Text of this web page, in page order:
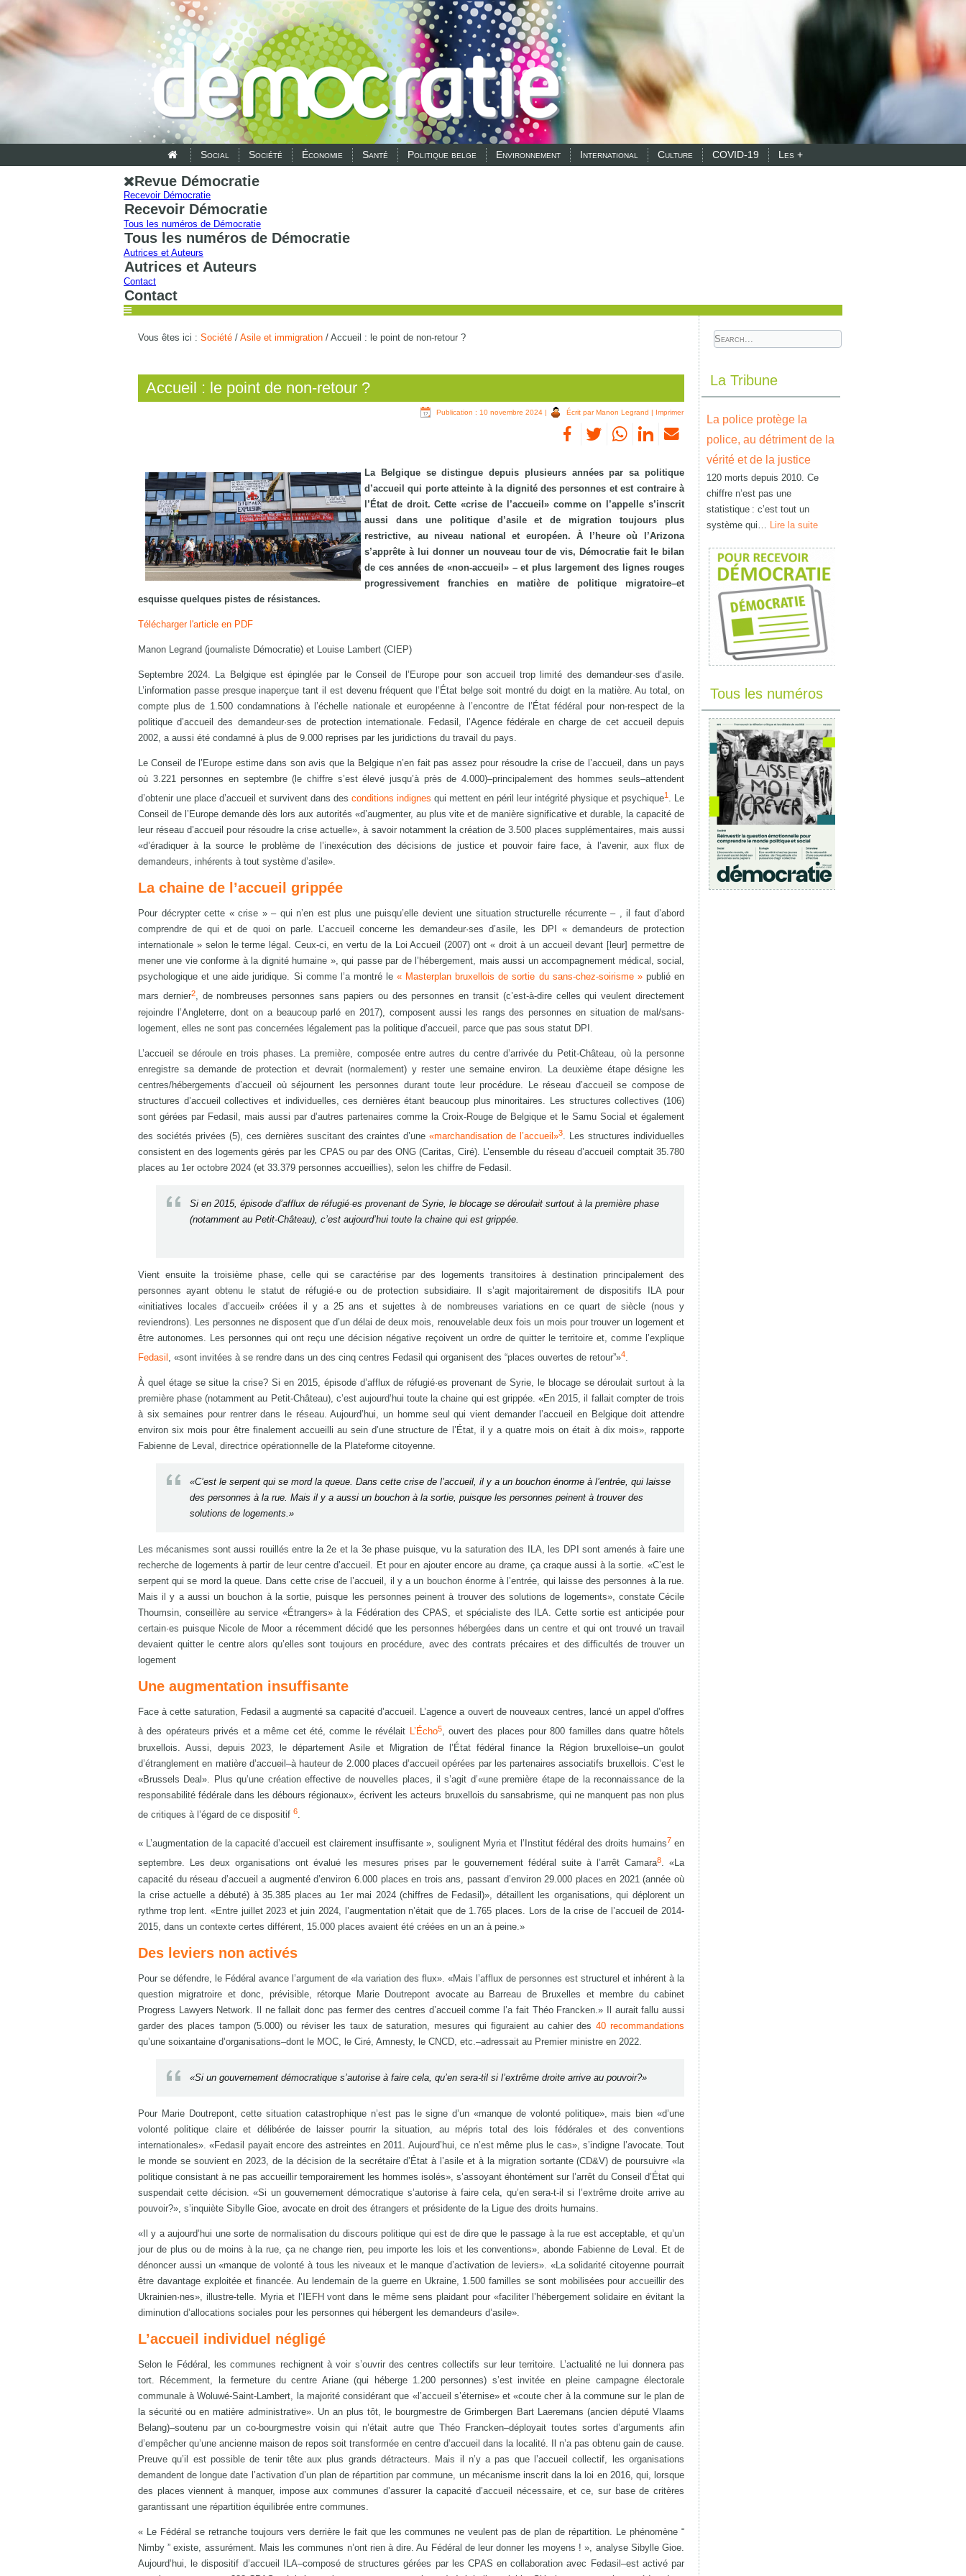
Social Société Économie Santé Politique belge Environnement International Culture COVID-19 Les +
Revue Démocratie
Recevoir Démocratie
Recevoir Démocratie
Tous les numéros de Démocratie
Tous les numéros de Démocratie
Autrices et Auteurs
Autrices et Auteurs
Contact
Contact
Vous êtes ici : Société / Asile et immigration / Accueil : le point de non-retour ?
Accueil : le point de non-retour ?
Publication : 10 novembre 2024 | Écrit par Manon Legrand | Imprimer
La Belgique se distingue depuis plusieurs années par sa politique
d’accueil qui porte atteinte à la dignité des personnes et est contraire à
l’État de droit. Cette «crise de l’accueil» comme on l’appelle s’inscrit
aussi dans une politique d’asile et de migration toujours plus
restrictive, au niveau national et européen. À l’heure où l’Arizona
s’apprête à lui donner un nouveau tour de vis, Démocratie fait le bilan
de ces années de «non-accueil» – et plus largement des lignes rouges
progressivement franchies en matière de politique migratoire–et
esquisse quelques pistes de résistances.
Télécharger l'article en PDF
Manon Legrand (journaliste Démocratie) et Louise Lambert (CIEP)
Septembre 2024. La Belgique est épinglée par le Conseil de l’Europe pour son accueil trop limité des demandeur·ses d’asile.
L’information passe presque inaperçue tant il est devenu fréquent que l’État belge soit montré du doigt en la matière. Au total, on
compte plus de 1.500 condamnations à l’échelle nationale et européenne à l’encontre de l’État fédéral pour non-respect de la
politique d’accueil des demandeur·ses de protection internationale. Fedasil, l’Agence fédérale en charge de cet accueil depuis
2002, a aussi été condamné à plus de 9.000 reprises par les juridictions du travail du pays.
Le Conseil de l’Europe estime dans son avis que la Belgique n’en fait pas assez pour résoudre la crise de l’accueil, dans un pays
où 3.221 personnes en septembre (le chiffre s’est élevé jusqu’à près de 4.000)–principalement des hommes seuls–attendent
d’obtenir une place d’accueil et survivent dans des conditions indignes qui mettent en péril leur intégrité physique et psychique1 . Le
Conseil de l’Europe demande dès lors aux autorités «d’augmenter, au plus vite et de manière significative et durable, la capacité de
leur réseau d’accueil pour résoudre la crise actuelle», à savoir notamment la création de 3.500 places supplémentaires, mais aussi
«d’éradiquer à la source le problème de l’inexécution des décisions de justice et pouvoir faire face, à l’avenir, aux flux de
demandeurs, inhérents à tout système d’asile».
La chaine de l’accueil grippée
Pour décrypter cette « crise » – qui n’en est plus une puisqu’elle devient une situation structurelle récurrente – , il faut d’abord
comprendre de qui et de quoi on parle. L’accueil concerne les demandeur·ses d’asile, les DPI « demandeurs de protection
internationale » selon le terme légal. Ceux-ci, en vertu de la Loi Accueil (2007) ont « droit à un accueil devant [leur] permettre de
mener une vie conforme à la dignité humaine », qui passe par de l’hébergement, mais aussi un accompagnement médical, social,
psychologique et une aide juridique. Si comme l’a montré le« Masterplan bruxellois de sortie du sans-chez-soirisme »publié en
mars dernier2, de nombreuses personnes sans papiers ou des personnes en transit (c’est-à-dire celles qui veulent directement
rejoindre l’Angleterre, dont on a beaucoup parlé en 2017), composent aussi les rangs des personnes en situation de mal/sans-
logement, elles ne sont pas concernées légalement pas la politique d’accueil, parce que pas sous statut DPI.
L’accueil se déroule en trois phases. La première, composée entre autres du centre d’arrivée du Petit-Château, où la personne
enregistre sa demande de protection et devrait (normalement) y rester une semaine environ. La deuxième étape désigne les
centres/hébergements d’accueil où séjournent les personnes durant toute leur procédure. Le réseau d’accueil se compose de
structures d’accueil collectives et individuelles, ces dernières étant beaucoup plus minoritaires. Les structures collectives (106)
sont gérées par Fedasil, mais aussi par d’autres partenaires comme la Croix-Rouge de Belgique et le Samu Social et également
des sociétés privées (5), ces dernières suscitant des craintes d’une«marchandisation de l’accueil»3
. Les structures individuelles
consistent en des logements gérés par les CPAS ou par des ONG (Caritas, Ciré). L’ensemble du réseau d’accueil comptait 35.780
places au 1er octobre 2024 (et 33.379 personnes accueillies), selon les chiffre de Fedasil.
Si en 2015, épisode d’afflux de réfugié·es provenant de Syrie, le blocage se déroulait surtout à la première phase
(notamment au Petit-Château), c’est aujourd’hui toute la chaine qui est grippée.
Vient ensuite la troisième phase, celle qui se caractérise par des logements transitoires à destination principalement des
personnes ayant obtenu le statut de réfugié·e ou de protection subsidiaire. Il s’agit majoritairement de dispositifs ILA pour
«initiatives locales d’accueil» créées il y a 25 ans et sujettes à de nombreuses variations en ce quart de siècle (nous y
reviendrons). Les personnes ne disposent que d’un délai de deux mois, renouvelable deux fois un mois pour trouver un logement et
être autonomes. Les personnes qui ont reçu une décision négative reçoivent un ordre de quitter le territoire et, comme l’explique
Fedasil , «sont invitées à se rendre dans un des cinq centres Fedasil qui organisent des “places ouvertes de retour”»4.
À quel étage se situe la crise? Si en 2015, épisode d’afflux de réfugié·es provenant de Syrie, le blocage se déroulait surtout à la
première phase (notamment au Petit-Château), c’est aujourd’hui toute la chaine qui est grippée. «En 2015, il fallait compter de trois
à six semaines pour rentrer dans le réseau. Aujourd’hui, un homme seul qui vient demander l’accueil en Belgique doit attendre
environ six mois pour être finalement accueilli au sein d’une structure de l’État, il y a quatre mois on était à dix mois», rapporte
Fabienne de Leval, directrice opérationnelle de la Plateforme citoyenne.
«C’est le serpent qui se mord la queue. Dans cette crise de l’accueil, il y a un bouchon énorme à l’entrée, qui laisse
des personnes à la rue. Mais il y a aussi un bouchon à la sortie, puisque les personnes peinent à trouver des
solutions de logements.»
Les mécanismes sont aussi rouillés entre la 2e et la 3e phase puisque, vu la saturation des ILA, les DPI sont amenés à faire une
recherche de logements à partir de leur centre d’accueil. Et pour en ajouter encore au drame, ça craque aussi à la sortie. «C’est le
serpent qui se mord la queue. Dans cette crise de l’accueil, il y a un bouchon énorme à l’entrée, qui laisse des personnes à la rue.
Mais il y a aussi un bouchon à la sortie, puisque les personnes peinent à trouver des solutions de logements», constate Cécile
Thoumsin, conseillère au service «Étrangers» à la Fédération des CPAS, et spécialiste des ILA. Cette sortie est anticipée pour
certain·es puisque Nicole de Moor a récemment décidé que les personnes hébergées dans un centre et qui ont trouvé un travail
devaient quitter le centre alors qu’elles sont toujours en procédure, avec des contrats précaires et des difficultés de trouver un
logement
Une augmentation insuffisante
Face à cette saturation, Fedasil a augmenté sa capacité d’accueil. L’agence a ouvert de nouveaux centres, lancé un appel d’offres
à des opérateurs privés et a même cet été, comme le révélait L’Écho5, ouvert des places pour 800 familles dans quatre hôtels
bruxellois. Aussi, depuis 2023, le département Asile et Migration de l’État fédéral finance la Région bruxelloise–un goulot
d’étranglement en matière d’accueil–à hauteur de 2.000 places d’accueil opérées par les partenaires associatifs bruxellois. C’est le
«Brussels Deal». Plus qu’une création effective de nouvelles places, il s’agit d’«une première étape de la reconnaissance de la
responsabilité fédérale dans les débours régionaux», écrivent les acteurs bruxellois du sansabrisme, qui ne manquent pas non plus
de critiques à l’égard de ce dispositif 6
« L’augmentation de la capacité d’accueil est clairement insuffisante », soulignent Myria et l’Institut fédéral des droits humains7 en
septembre. Les deux organisations ont évalué les mesures prises par le gouvernement fédéral suite à l’arrêt Camara8. «La
capacité du réseau d’accueil a augmenté d’environ 6.000 places en trois ans, passant d’environ 29.000 places en 2021 (année où
la crise actuelle a débuté) à 35.385 places au 1er mai 2024 (chiffres de Fedasil)», détaillent les organisations, qui déplorent un
rythme trop lent. «Entre juillet 2023 et juin 2024, l’augmentation n’était que de 1.765 places. Lors de la crise de l’accueil de 2014-
2015, dans un contexte certes différent, 15.000 places avaient été créées en un an à peine.»
Des leviers non activés
Pour se défendre, le Fédéral avance l’argument de «la variation des flux». «Mais l’afflux de personnes est structurel et inhérent à la
question migratroire et donc, prévisible, rétorque Marie Doutrepont avocate au Barreau de Bruxelles et membre du cabinet
Progress Lawyers Network. Il ne fallait donc pas fermer des centres d’accueil comme l’a fait Théo Francken.» Il aurait fallu aussi
garder des places tampon (5.000) ou réviser les taux de saturation, mesures qui figuraient au cahier des40 recommandations
qu’une soixantaine d’organisations–dont le MOC, le Ciré, Amnesty, le CNCD, etc.–adressait au Premier ministre en 2022.
«Si un gouvernement démocratique s’autorise à faire cela, qu’en sera-til si l’extrême droite arrive au pouvoir?»
Pour Marie Doutrepont, cette situation catastrophique n’est pas le signe d’un «manque de volonté politique», mais bien «d’une
volonté politique claire et délibérée de laisser pourrir la situation, au mépris total des lois fédérales et des conventions
internationales». «Fedasil payait encore des astreintes en 2011. Aujourd’hui, ce n’est même plus le cas», s’indigne l’avocate. Tout
le monde se souvient en 2023, de la décision de la secrétaire d’État à l’asile et à la migration sortante (CD&V) de poursuivre «la
politique consistant à ne pas accueillir temporairement les hommes isolés», s’assoyant éhontément sur l’arrêt du Conseil d’État qui
suspendait cette décision. «Si un gouvernement démocratique s’autorise à faire cela, qu’en sera-t-il si l’extrême droite arrive au
pouvoir?», s’inquiète Sibylle Gioe, avocate en droit des étrangers et présidente de la Ligue des droits humains.
«Il y a aujourd’hui une sorte de normalisation du discours politique qui est de dire que le passage à la rue est acceptable, et qu’un
jour de plus ou de moins à la rue, ça ne change rien, peu importe les lois et les conventions», abonde Fabienne de Leval. Et de
dénoncer aussi un «manque de volonté à tous les niveaux et le manque d’activation de leviers». «La solidarité citoyenne pourrait
être davantage exploitée et financée. Au lendemain de la guerre en Ukraine, 1.500 familles se sont mobilisées pour accueillir des
Ukrainien·nes», illustre-telle. Myria et l’IEFH vont dans le même sens plaidant pour «faciliter l’hébergement solidaire en évitant la
diminution d’allocations sociales pour les personnes qui hébergent les demandeurs d’asile».
L’accueil individuel négligé
Selon le Fédéral, les communes rechignent à voir s’ouvrir des centres collectifs sur leur territoire. L’actualité ne lui donnera pas
tort. Récemment, la fermeture du centre Ariane (qui héberge 1.200 personnes) s’est invitée en pleine campagne électorale
communale à Woluwé-Saint-Lambert, la majorité considérant que «l’accueil s’éternise» et «coute cher à la commune sur le plan de
la sécurité ou en matière administrative». Un an plus tôt, le bourgmestre de Grimbergen Bart Laeremans (ancien député Vlaams
Belang)–soutenu par un co-bourgmestre voisin qui n’était autre que Théo Francken–déployait toutes sortes d’arguments afin
d’empêcher qu’une ancienne maison de repos soit transformée en centre d’accueil dans la localité. Il n’a pas obtenu gain de cause.
Preuve qu’il est possible de tenir tête aux plus grands détracteurs. Mais il n’y a pas que l’accueil collectif, les organisations
demandent de longue date l’activation d’un plan de répartition par commune, un mécanisme inscrit dans la loi en 2016, qui, lorsque
des places viennent à manquer, impose aux communes d’assurer la capacité d’accueil nécessaire, et ce, sur base de critères
garantissant une répartition équilibrée entre communes.
« Le Fédéral se retranche toujours vers derrière le fait que les communes ne veulent pas de plan de répartition. Le phénomène “
Nimby ” existe, assurément. Mais les communes n’ont rien à dire. Au Fédéral de leur donner les moyens ! », analyse Sibylle Gioe.
Aujourd’hui, le dispositif d’accueil ILA–composé de structures gérées par les CPAS en collaboration avec Fedasil–est activé par
La Tribune
La police protège la
police, au détriment de la
vérité et de la justice
120 morts depuis 2010. Ce
chiffre n’est pas une
statistique : c’est tout un
système qui… Lire la suite
Tous les numéros